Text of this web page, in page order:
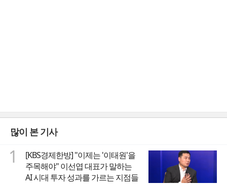
많이 본 기사
1
[KBS경제한방] "이제는 '이태원'을
주목해야" 이선엽 대표가 말하는
AI 시대 투자 성과를 가르는 지점들